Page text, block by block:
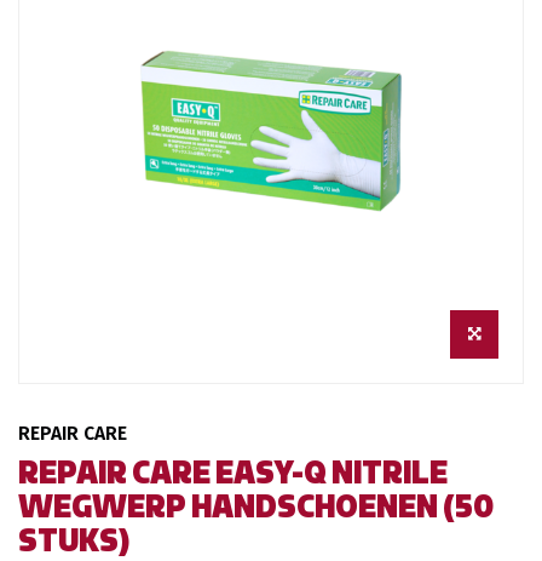
REPAIR CARE EASY-Q NITRILE
WEGWERP HANDSCHOENEN (50
STUKS)
REPAIR CARE